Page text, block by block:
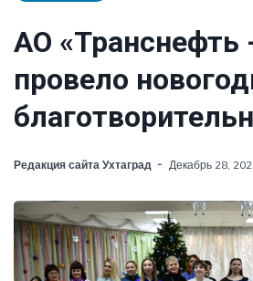
АО «Транснефть
провело
Редакция сайта Ухтаград Декабрь 28,